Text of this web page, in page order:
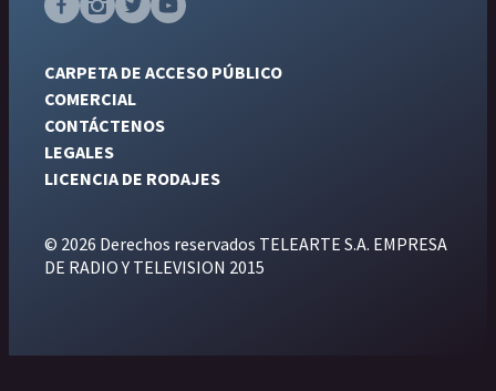
CARPETA DE ACCESO PÚBLICO
COMERCIAL
CONTÁCTENOS
LEGALES
LICENCIA DE RODAJES
© 2026 Derechos reservados TELEARTE S.A. EMPRESA
DE RADIO Y TELEVISION 2015